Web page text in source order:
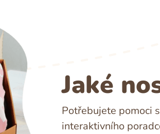
Jaké
Potřebujete pomoci
interaktivního